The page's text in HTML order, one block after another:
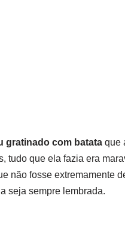
gratinado com batataque
tudo que ela fazia era
não fosse extremamente
seja sempre lembrada.